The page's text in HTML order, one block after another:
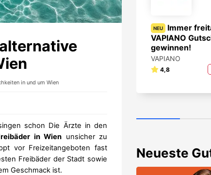
in und um Wien
schon Die Ärzte in den
in Wien unsicher zu
vor Freizeitangeboten fast
Freibäder der Stadt sowie
Geschmack ist.
NEU
Immer
VAPIANO
gewinnen!
VAPIANO
4,8
Neueste